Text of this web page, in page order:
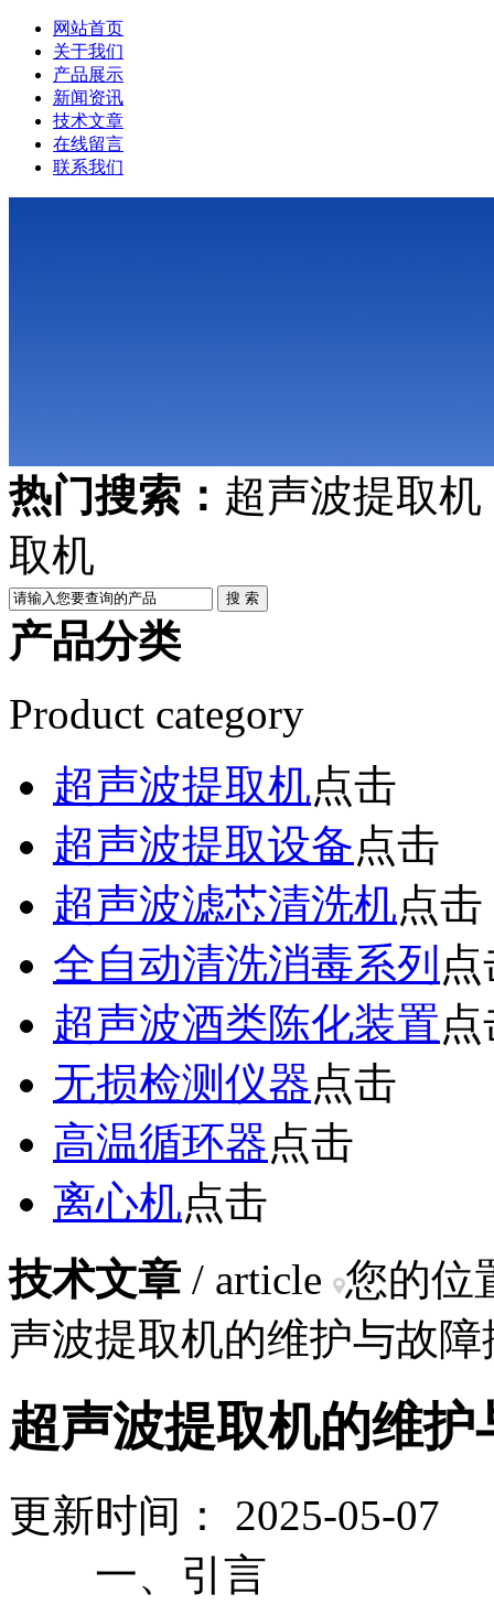
网站首页
关于我们
产品展示
新闻资讯
技术文章
在线留言
联系我们
热门搜索： 超声波提取
取机
产品分类
Product category
超声波提取机点击
超声波提取设备点击
超声波滤芯清洗机点击
全自动清洗消毒系列
超声波酒类陈化装置
无损检测仪器点击
高温循环器点击
离心机点击
技术文章 / article 您的位
声波提取机的维护与故障
超声波提取机的维护
更新时间： 2025-05-
一、引言